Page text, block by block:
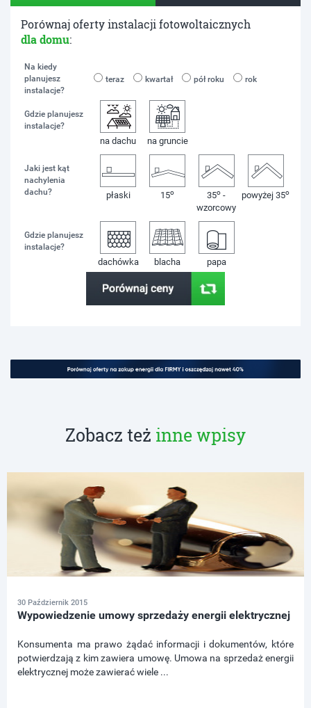
Porównaj oferty instalacji fotowoltaicznych
dla domu:
Na kiedy
planujesz
instalacje?
teraz kwartał pół roku rok
Gdzie planujesz
instalacje?
na dachu na gruncie
Jaki jest kąt
nachylenia
dachu?
płaski 15o 35o -
wzorcowy
powyżej 35o
Gdzie planujesz
instalacje?
dachówka blacha papa
Zobacz też inne wpisy
30 Październik 2015
Wypowiedzenie umowy sprzedaży energii elektrycznej
Konsumenta ma prawo żądać informacji i dokumentów, które
potwierdzają z kim zawiera umowę. Umowa na sprzedaż energii
elektrycznej może zawierać wiele ...